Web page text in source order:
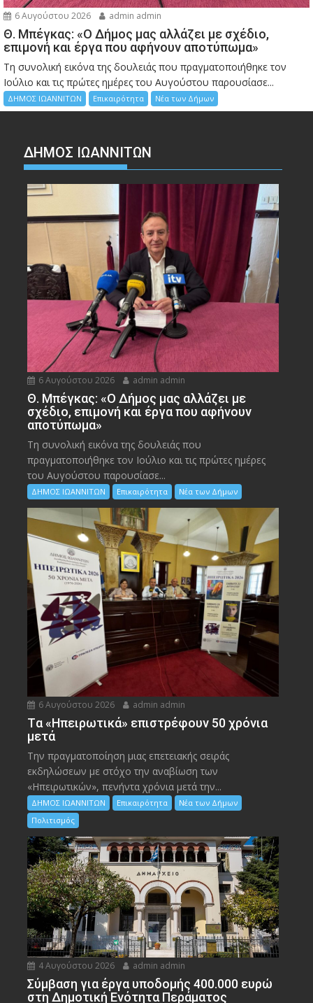
6 Αυγούστου 2026 admin admin
Θ. Μπέγκας: «Ο Δήμος μας αλλάζει με σχέδιο,
επιμονή και έργα που αφήνουν αποτύπωμα»
Τη συνολική εικόνα της δουλειάς που πραγματοποιήθηκε τον
Ιούλιο και τις πρώτες ημέρες του Αυγούστου παρουσίασε...
ΔΗΜΟΣ ΙΩΑΝΝΙΤΩΝ Επικαιρότητα Νέα των Δήμων
ΔΗΜΟΣ ΙΩΑΝΝΙΤΩΝ
6 Αυγούστου 2026 admin admin
Θ. Μπέγκας: «Ο Δήμος μας αλλάζει με
σχέδιο, επιμονή και έργα που αφήνουν
αποτύπωμα»
Τη συνολική εικόνα της δουλειάς που
πραγματοποιήθηκε τον Ιούλιο και τις πρώτες ημέρες
του Αυγούστου παρουσίασε...
ΔΗΜΟΣ ΙΩΑΝΝΙΤΩΝ Επικαιρότητα Νέα των Δήμων
6 Αυγούστου 2026 admin admin
Tα «Ηπειρωτικά» επιστρέφουν 50 χρόνια
μετά
Την πραγματοποίηση μιας επετειακής σειράς
εκδηλώσεων με στόχο την αναβίωση των
«Ηπειρωτικών», πενήντα χρόνια μετά την...
ΔΗΜΟΣ ΙΩΑΝΝΙΤΩΝ Επικαιρότητα
Νέα των Δήμων
Πολιτισμός
4 Αυγούστου 2026 admin admin
Σύμβαση για έργα υποδομής 400.000 ευρώ
στη Δημοτική Ενότητα Περάματος